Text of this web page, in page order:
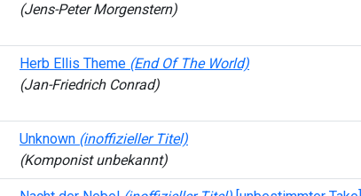
(Jens-Peter Morgenstern)
Herb Ellis Theme (End Of The World)
(Jan-Friedrich Conrad)
Unknown (inoffizieller Titel)
(Komponist unbekannt)